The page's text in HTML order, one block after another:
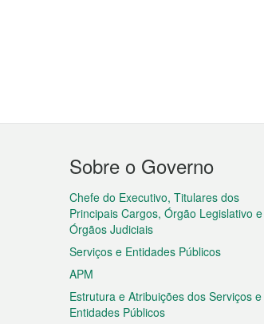
Menu
do
rodapé
Sobre o Governo
Chefe do Executivo, Titulares dos
Principais Cargos, Órgão Legislativo e
Órgãos Judiciais
Serviços e Entidades Públicos
APM
Estrutura e Atribuições dos Serviços e
Entidades Públicos